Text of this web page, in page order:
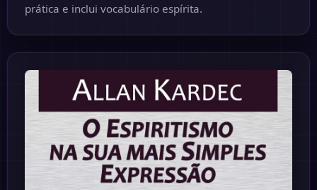
prática e inclui vocabulário espírita.